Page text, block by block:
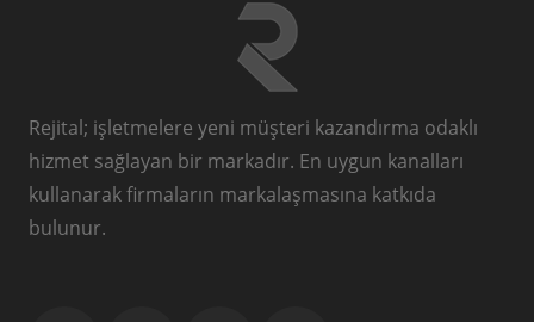
Rejital; işletmelere yeni müşteri kazandırma odaklı
hizmet sağlayan bir markadır. En uygun kanalları
kullanarak firmaların markalaşmasına katkıda
bulunur.